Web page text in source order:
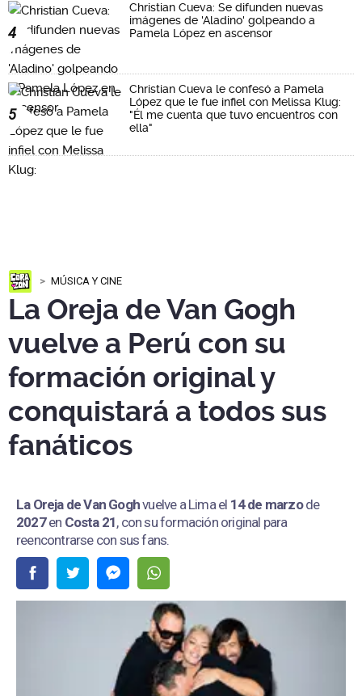
4
Christian Cueva: Se difunden nuevas
imágenes de 'Aladino' golpeando a
Pamela López en ascensor
5
Christian Cueva le confesó a Pamela
López que le fue infiel con Melissa Klug:
"Él me cuenta que tuvo encuentros con
ella"
MÚSICA Y CINE
La Oreja de Van Gogh
vuelve a Perú con su
formación original y
conquistará a todos sus
fanáticos
La Oreja de Van Goghvuelve a Lima el 14 de marzode
2027en Costa 21, con su formación original para
reencontrarse con sus fans.